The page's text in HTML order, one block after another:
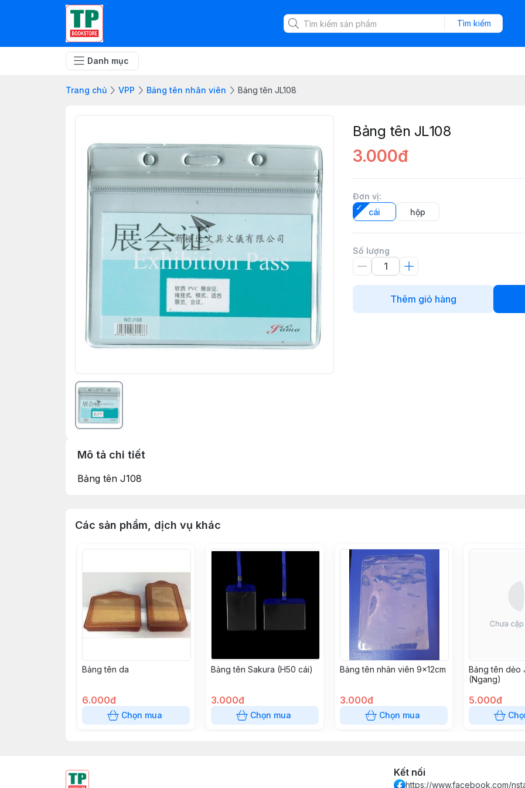
Tìm kiếm
Danh mục
Trang chủ VPP Bảng tên nhân viên Bảng tên JL108
Bảng tên JL108
3.000đ
Đơn vị:
cái
hộp
Số lượng
Thêm giỏ hàng
Mô tả chi tiết
Bảng tên J108
Các sản phẩm, dịch vụ khác
Bảng tên da
6.000đ
Chọn mua
Bảng tên Sakura (H50 cái)
3.000đ
Chọn mua
Bảng tên nhân viên 9x12cm
3.000đ
Chọn mua
Bảng tên dẻo
(Ngang)
5.000đ
Kết nối
https://www.facebook.com/